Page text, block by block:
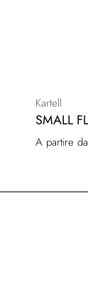
Kartell
SMALL
A partire da